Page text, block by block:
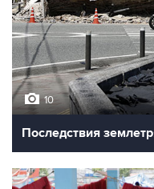
10
Последствия